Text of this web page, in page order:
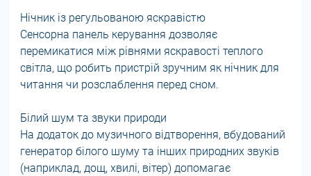
Нічник із регульованою яскравістю
Сенсорна панель керування дозволяє
перемикатися між рівнями яскравості теплого
світла, що робить пристрій зручним як нічник для
читання чи розслаблення перед сном.
Білий шум та звуки природи
На додаток до музичного відтворення, вбудований
генератор білого шуму та інших природних звуків
(наприклад, дощ, хвилі, вітер) допомагає